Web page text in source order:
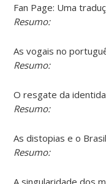
Fan Page: Uma
Resumo:
As vogais no
Resumo:
O resgate da
Resumo:
As distopias e o
Resumo:
A singularidade dos